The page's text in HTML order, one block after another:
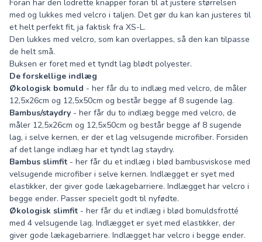
Foran har den lodrette knapper foran til at justere størrelsen
med og lukkes med velcro i taljen. Det gør du kan kan justeres til
et helt perfekt fit, ja faktisk fra XS-L.
Den lukkes med velcro, som kan overlappes, så den kan tilpasse
de helt små.
Buksen er foret med et tyndt lag blødt polyester.
De forskellige indlæg
Økologisk bomuld - her får du to indlæg med velcro, de måler
12,5x26cm og 12,5x50cm og består begge af 8 sugende lag.
Bambus/staydry - her får du to indlæg begge med velcro, de
måler 12,5x26cm og 12,5x50cm og består begge af 8 sugende
lag, i selve kernen, er der et lag velsugende microfiber. Forsiden
af det lange indlæg har et tyndt lag staydry.
Bambus slimfit - her får du et indlæg i blød bambusviskose med
velsugende microfiber i selve kernen. Indlægget er syet med
elastikker, der giver gode lækagebarriere. Indlægget har velcro i
begge ender. Passer specielt godt til nyfødte.
Økologisk slimfit - her får du et indlæg i blød bomuldsfrotté
med 4 velsugende lag. Indlægget er syet med elastikker, der
giver gode lækagebarriere. Indlægget har velcro i begge ender.